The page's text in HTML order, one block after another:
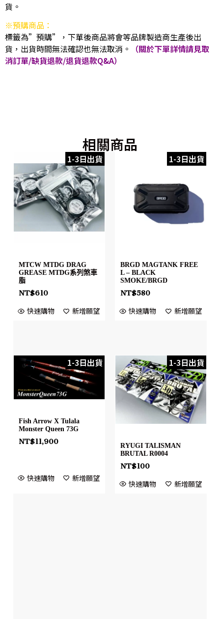
貨。
※預購商品：
標籤為”預購”，下單後商品將會等品牌製造商生產後出
貨，出貨時間無法確認也無法取消。
（關於下單詳情請見取
消訂單/缺貨退款/退貨退款Q&A）
相關商品
1-3日出貨
MTCW MTDG DRAG
GREASE MTDG系列煞車
脂
NT$610
快速購物 新增願望
1-3日出貨
BRGD MAGTANK FREE
L – BLACK
SMOKE/BRGD
NT$580
快速購物 新增願望
1-3日出貨
Fish Arrow X Tulala
Monster Queen 73G
NT$11,900
快速購物 新增願望
1-3日出貨
RYUGI TALISMAN
BRUTAL R0004
NT$100
快速購物 新增願望